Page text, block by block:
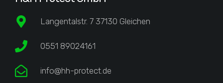
Langentalstr. 7 37130 Gleichen
0551 89024161
info@hh-protect.de